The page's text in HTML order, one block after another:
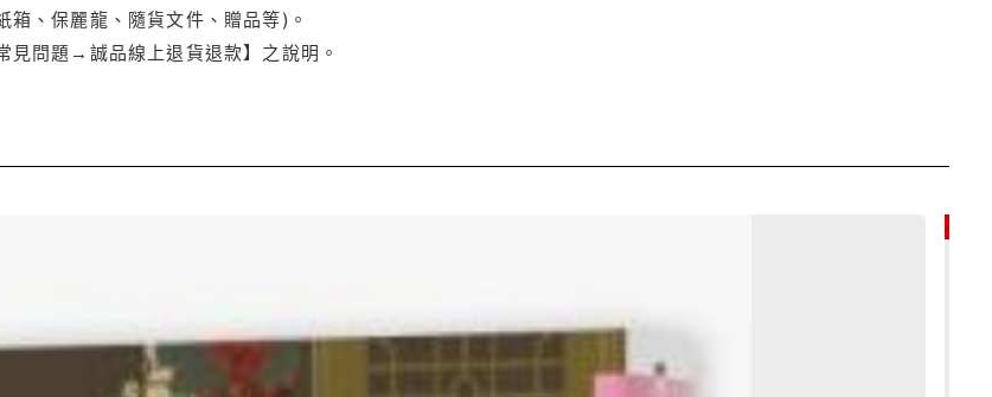
、保麗龍、隨貨文件、贈品等)。
問題→誠品線上退貨退款】之說明。